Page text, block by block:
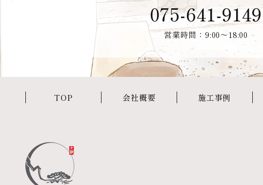
075-641-9149
営業時間：9:00〜18:00
TOP 会社概要 施工事例